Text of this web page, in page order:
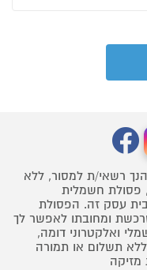
רשאי/ת למסור, ללא
פסולת חשמלית
עסק זה. הפסולת
ומחובתו לאפשר לך
ואלקטרוני דומה,
תשלום או תמורה